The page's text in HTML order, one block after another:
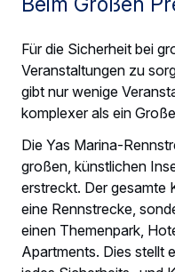
Für die Sicherheit bei
Veranstaltungen zu
gibt nur wenige
komplexer als ein
Die Yas Marina-
großen, künstlichen
erstreckt. Der gesamte
eine Rennstrecke,
einen Themenpark,
Apartments. Dies stellt